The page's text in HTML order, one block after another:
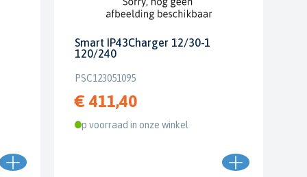
Smart IP43Charger 12/30-1
120/240
PSC123051095
€ 411,40
Op voorraad in onze winkel